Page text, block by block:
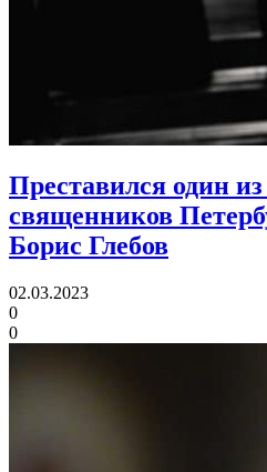
Преставился один
священников
Борис Глебов
02.03.2023
0
0